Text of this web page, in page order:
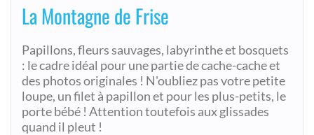
La Montagne de Frise
Papillons, fleurs sauvages, labyrinthe et bosquets
: le cadre idéal pour une partie de cache-cache et
des photos originales ! N'oubliez pas votre petite
loupe, un filet à papillon et pour les plus-petits, le
porte bébé ! Attention toutefois aux glissades
quand il pleut !